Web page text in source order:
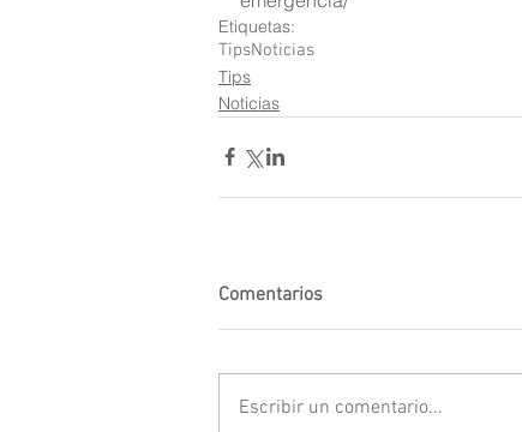
Etiquetas:
TipsNoticias
Tips
Noticias
Comentarios
Escribir un comentario...